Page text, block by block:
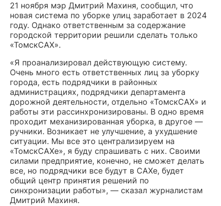
21 ноября мэр Дмитрий Махиня, сообщил, что
новая система по уборке улиц заработает в 2024
году. Однако ответственным за содержание
городской территории решили сделать только
«ТомскСАХ».
«Я проанализировал действующую систему.
Очень много есть ответственных лиц за уборку
города, есть подрядчики в районных
администрациях, подрядчики департамента
дорожной деятельности, отдельно «ТомскСАХ» и
работы эти рассинхронизированы. В одно время
проходит механизированная уборка, в другое —
ручники. Возникает не улучшение, а ухудшение
ситуации. Мы все это централизируем на
«ТомскСАХе», я буду спрашивать с них. Своими
силами предприятие, конечно, не сможет делать
все, но подрядчики все будут в САХе, будет
общий центр принятия решений по
синхронизации работы», — сказал журналистам
Дмитрий Махиня.